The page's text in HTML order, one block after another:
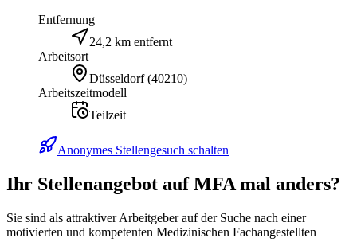
Entfernung
24,2 km entfernt
Arbeitsort
Düsseldorf (40210)
Arbeitszeitmodell
Teilzeit
Anonymes Stellengesuch schalten
Ihr Stellenangebot auf MFA mal anders?
Sie sind als attraktiver Arbeitgeber auf der Suche nach einer
motivierten und kompetenten Medizinischen Fachangestellten